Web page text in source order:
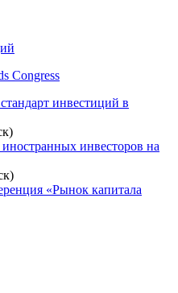
Congress
инвестиций в
инвесторов на
«Рынок капитала